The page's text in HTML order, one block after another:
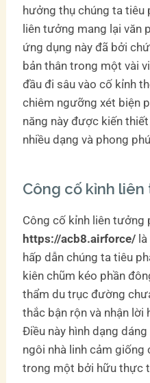
hưởng thụ chúng ta tiêu
liên tưởng mang lại văn
ứng dụng này đã bởi
bản thân trong một vài
đầu đi sâu vào cố kỉnh
chiêm ngưỡng xét biện
năng này được kiến
nhiều dạng và phong
Công cố kỉnh liên
Công cố kỉnh liên tưởng
https://acb8.airforce/
hấp dẫn chúng ta tiêu
kiên chũm kéo phần
thẩm du trục đường
thắc bận rộn và nhận
Điều này hình dạng
ngôi nhà linh cảm giống
trong một bởi hữu thực